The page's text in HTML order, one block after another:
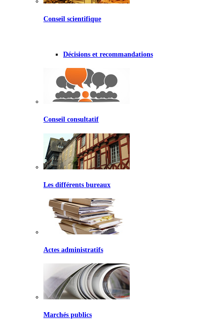
Conseil scientifique
Décisions et recommandations
Conseil consultatif
Les différents bureaux
Actes administratifs
Marchés publics